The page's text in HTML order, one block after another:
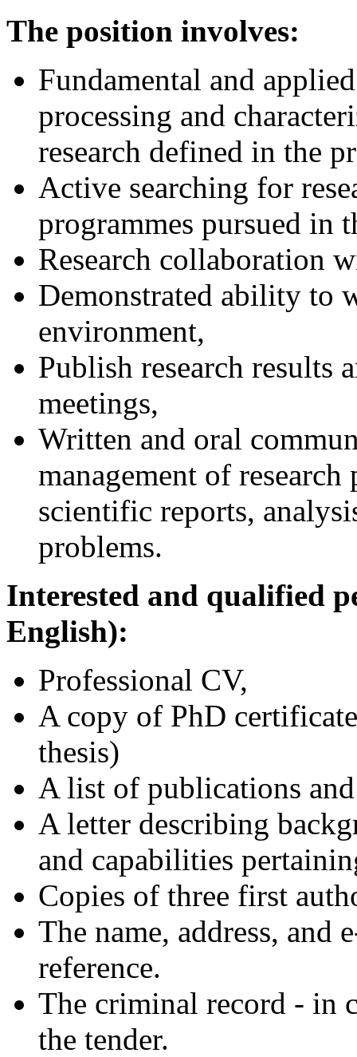
The position involves:
Fundamental and
processing and
research defined in the
Active searching for
programmes pursued in
Research collaboration
Demonstrated ability to
environment,
Publish research results
meetings,
Written and oral
management of research
scientific reports,
problems.
Interested and qualified
English):
Professional CV,
A copy of PhD
thesis)
A list of publications
A letter describing
and capabilities
Copies of three first
The name, address, and
reference.
The criminal record - in
the tender.